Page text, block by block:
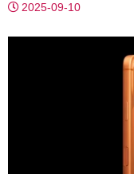
2025-09-10